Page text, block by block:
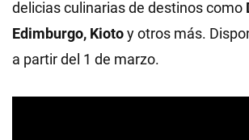
delicias culinarias de destinos como
Edimburgo, Kiotoy otros más.
a partir del 1 de marzo.